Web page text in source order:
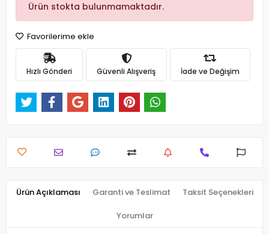
Ürün stokta bulunmamaktadır.
Favorilerime ekle
Hızlı Gönderi Güvenli Alışveriş İade ve Değişim
Ürün Açıklaması Garanti ve Teslimat Taksit Seçenekleri
Yorumlar